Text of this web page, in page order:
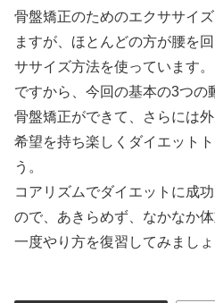
骨盤矯正のためのエクササイ
ますが、ほとんどの方が腰を
ササイズ方法を使っています。
ですから、今回の基本の3つの
骨盤矯正ができて、さらには
希望を持ち楽しくダイエット
う。
コアリズムでダイエットに成
ので、あきらめず、なかなか
一度やり方を復習してみましょ